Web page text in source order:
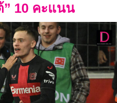
” 10 คะแนน